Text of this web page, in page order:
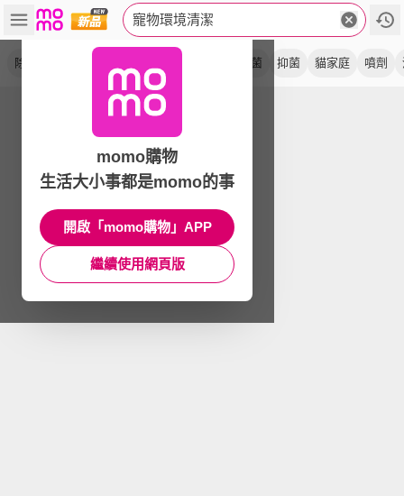
寵物環境清潔
除臭 抗菌 抑菌 貓家庭 噴劑
momo購物
生活大小事都是momo的事
開啟「momo購物」APP
繼續使用網頁版